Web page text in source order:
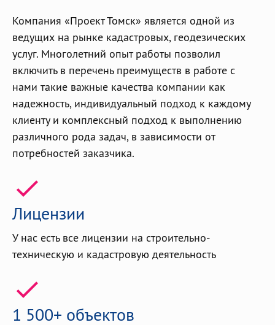
Компания «Проект Томск» является одной из
ведущих на рынке кадастровых, геодезических
услуг. Многолетний опыт работы позволил
включить в перечень преимуществ в работе с
нами такие важные качества компании как
надежность, индивидуальный подход к каждому
клиенту и комплексный подход к выполнению
различного рода задач, в зависимости от
потребностей заказчика.
Лицензии
У нас есть все лицензии на строительно-
техническую и кадастровую деятельность
1 500+ объектов